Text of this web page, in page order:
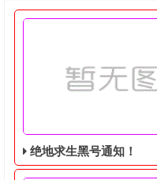
绝地求生黑号通知！